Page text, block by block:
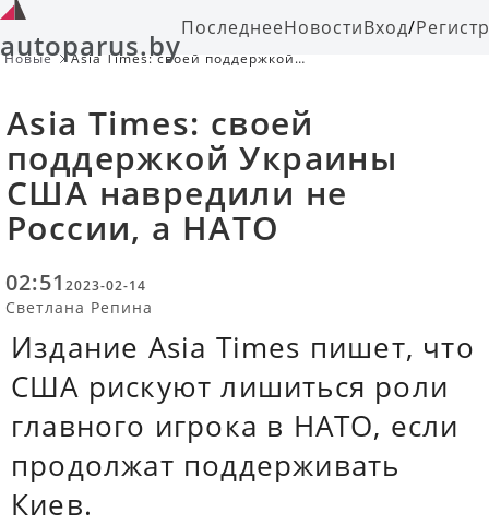
autoparus.byПоследнееНовостиВход/
Новые
Asia Times: своей поддержкой
Asia Times: своей
поддержкой Украины
США навредили не
России, а НАТО
02:51 2023-02-14
Светлана Репина
Издание Asia Times пишет, что
США рискуют лишиться роли
главного игрока в НАТО, если
продолжат поддерживать
Киев.